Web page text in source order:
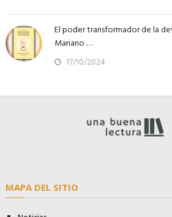
El poder transformador de la
Mariano …
17/10/2024
MAPA DEL SITIO